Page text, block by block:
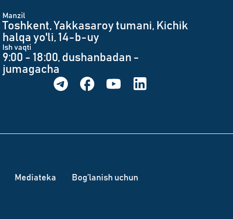
Manzil
Toshkent, Yakkasaroy tumani, Kichik
halqa yo'li, 14-b-uy
Ish vaqti
9:00 - 18:00, dushanbadan -
jumagacha
Mediateka Bog’lanish uchun